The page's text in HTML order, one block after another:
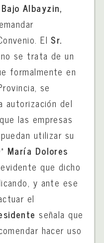
Albayzin,
ElSr.
se trata de un
formalmente en
se
autorización del
las empresas
utilizar su
María Dolores
que dicho
y ante ese
el
señala que
hacer uso